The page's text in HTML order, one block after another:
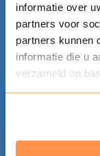
informatie over
partners voor
partners kunnen
informatie die u
verzameld op